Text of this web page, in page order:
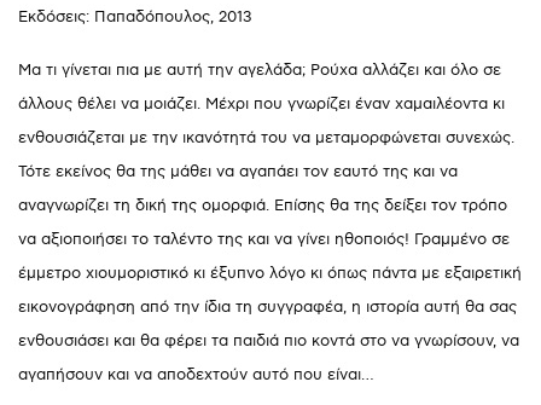
Εκδόσεις: Παπαδόπουλος, 2013
Μα τι γίνεται πια με αυτή την αγελάδα; Ρούχα αλλάζει και όλο σε
άλλους θέλει να μοιάζει. Μέχρι που γνωρίζει έναν χαμαιλέοντα κι
ενθουσιάζεται με την ικανότητά του να μεταμορφώνεται συνεχώς.
Τότε εκείνος θα της μάθει να αγαπάει τον εαυτό της και να
αναγνωρίζει τη δική της ομορφιά. Επίσης θα της δείξει τον τρόπο
να αξιοποιήσει το ταλέντο της και να γίνει ηθοποιός! Γραμμένο σε
έμμετρο χιουμοριστικό κι έξυπνο λόγο κι όπως πάντα με εξαιρετική
εικονογράφηση από την ίδια τη συγγραφέα, η ιστορία αυτή θα σας
ενθουσιάσει και θα φέρει τα παιδιά πιο κοντά στο να γνωρίσουν, να
αγαπήσουν και να αποδεχτούν αυτό που είναι…